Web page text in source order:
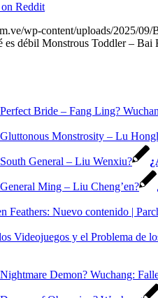
on Reddit
wp-content/uploads/2025/
es débil Monstrous Toddler – Bai